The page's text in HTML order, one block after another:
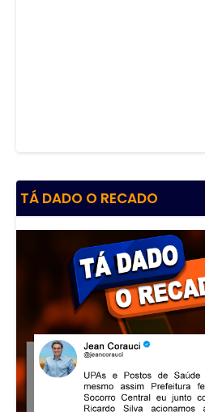
TÁ DADO O RECADO